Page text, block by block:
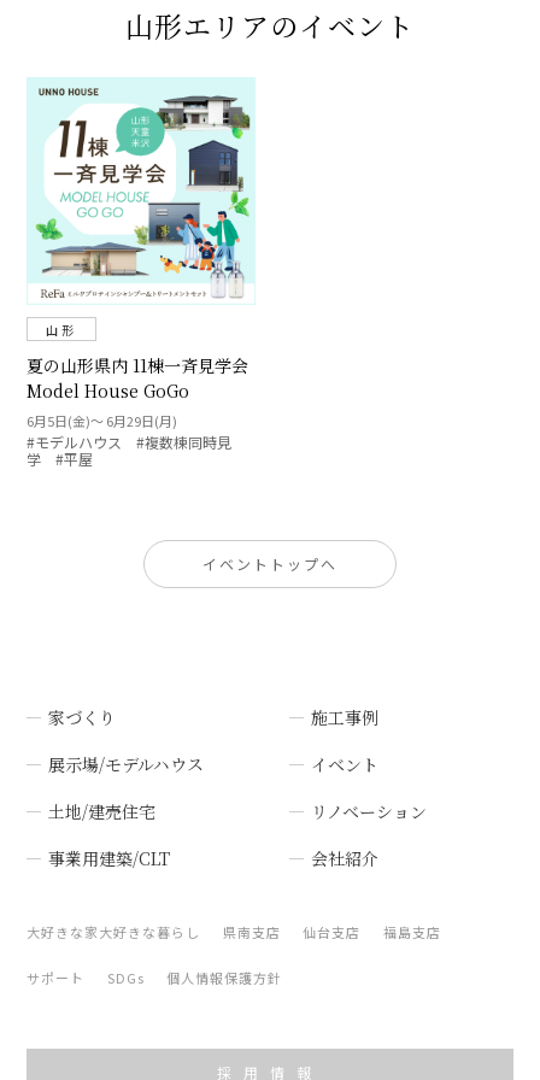
山形エリアのイベント
山形
夏の山形県内 11棟一斉見学会
Model House GoGo
6月5日(金)〜 6月29日(月)
#モデルハウス #複数棟同時見
学 #平屋
イベントトップへ
家づくり
施工事例
展示場/モデルハウス
イベント
土地/建売住宅
リノベーション
事業用建築/CLT
会社紹介
大好きな家大好きな暮らし 県南支店 仙台支店 福島支店
サポート SDGs 個人情報保護方針
採用情報